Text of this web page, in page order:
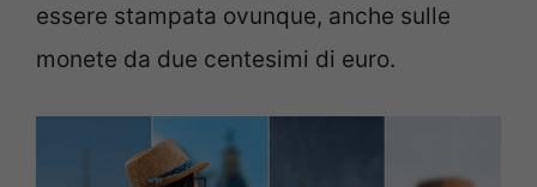
essere stampata ovunque, anche sulle
monete da due centesimi di euro.